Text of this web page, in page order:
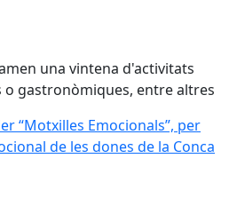
una vintena d'activitats
o gastronòmiques, entre altres
“Motxilles Emocionals”, per
“Motxilles Emocionals”, per
de les dones de la Conca